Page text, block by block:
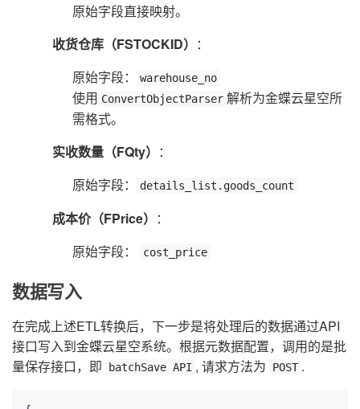
原始字段直接映射。
收货仓库（FSTOCKID） ：
原始字段：
warehouse_no
使用 ConvertObjectParser 解析为金蝶云星空所
需格式。
实收数量（FQty） ：
原始字段：
details_list.goods_count
成本价（FPrice） ：
原始字段：
cost_price
数据写入
在完成上述ETL转换后，下一步是将处理后的数据通过API
接口写入到金蝶云星空系统。根据元数据配置，调用的是批
量保存接口，即
batchSave API , 请求方法为 POST .